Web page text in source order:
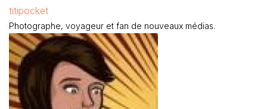
titipocket
Photographe, voyageur et fan de nouveaux médias.